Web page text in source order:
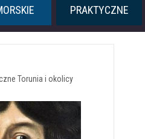
PRAKTYCZNE
Torunia i okolicy